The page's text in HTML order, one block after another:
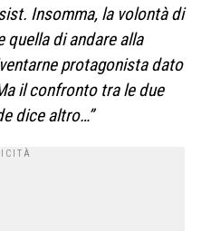
Insomma, la volontà di
quella di andare alla
protagonista dato
il confronto tra le due
dice altro…”